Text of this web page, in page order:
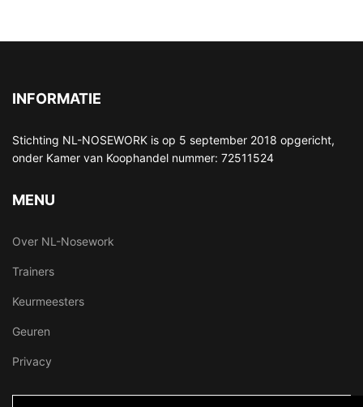
INFORMATIE
Stichting NL-NOSEWORK is op 5 september 2018 opgericht,
onder Kamer van Koophandel nummer: 72511524
MENU
Over NL-Nosework
Trainers
Keurmeesters
Geuren
Privacy